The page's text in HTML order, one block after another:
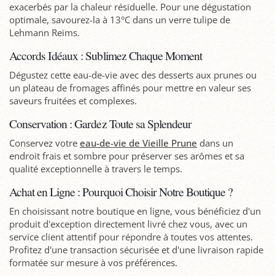
exacerbés par la chaleur résiduelle. Pour une dégustation
optimale, savourez-la à 13°C dans un verre tulipe de
Lehmann Reims.
Accords Idéaux : Sublimez Chaque Moment
Dégustez cette eau-de-vie avec des desserts aux prunes ou
un plateau de fromages affinés pour mettre en valeur ses
saveurs fruitées et complexes.
Conservation : Gardez Toute sa Splendeur
Conservez votre eau-de-vie de Vieille Prune dans un
endroit frais et sombre pour préserver ses arômes et sa
qualité exceptionnelle à travers le temps.
Achat en Ligne : Pourquoi Choisir Notre Boutique ?
En choisissant notre boutique en ligne, vous bénéficiez d'un
produit d'exception directement livré chez vous, avec un
service client attentif pour répondre à toutes vos attentes.
Profitez d'une transaction sécurisée et d'une livraison rapide
formatée sur mesure à vos préférences.